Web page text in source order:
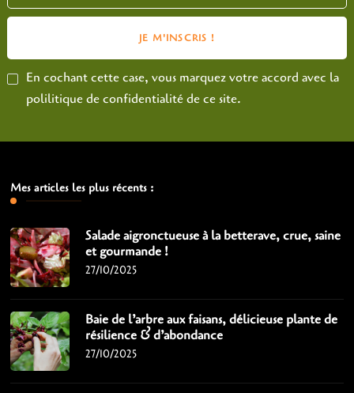
En cochant cette case, vous marquez votre accord avec la
polilitique de confidentialité de ce site.
Mes articles les plus récents :
Salade aigronctueuse à la betterave, crue, saine
et gourmande !
27/10/2025
Baie de l’arbre aux faisans, délicieuse plante de
résilience & d’abondance
27/10/2025